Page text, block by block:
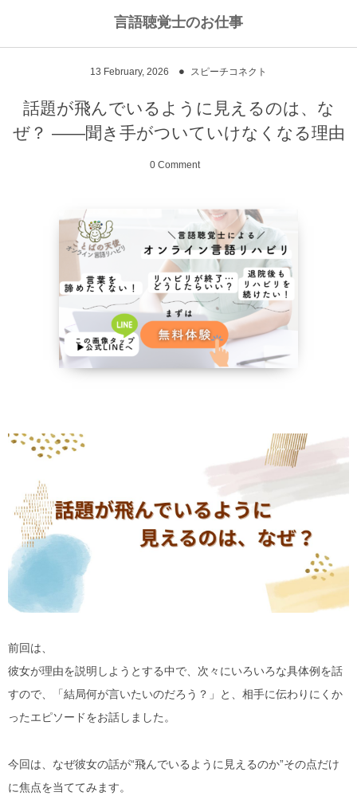
言語聴覚士のお仕事
13 February, 2026 スピーチコネクト
話題が飛んでいるように見えるのは、な
ぜ？ ——聞き手がついていけなくなる理由
0 Comment
前回は、
彼女が理由を説明しようとする中で、次々にいろいろな具体例を話
すので、「結局何が言いたいのだろう？」と、相手に伝わりにくか
ったエピソードをお話しました。
今回は、 なぜ彼女の話が“飛んでいるように見えるのか”その点だけ
に焦点を当ててみます。
失語症
脳に何かがあったとき
NPO法人Reジョブ大阪
ワーキングマザーの知恵 お豆